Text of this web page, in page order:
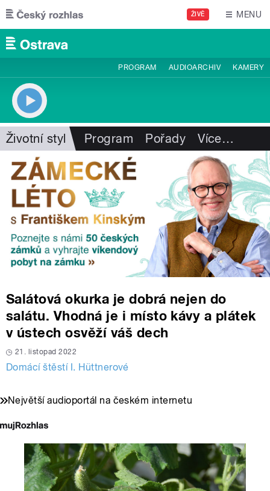
Přejít k hlavnímu obsahu
ŽIVĚ MENU
PROGRAM AUDIOARCHIV KAMERY
Životní styl Program Pořady Více…
Salátová okurka je dobrá nejen do
salátu. Vhodná je i místo kávy a plátek
v ústech osvěží váš dech
21. listopad 2022
Domácí štěstí I. Hüttnerové
Největší audioportál na českém internetu